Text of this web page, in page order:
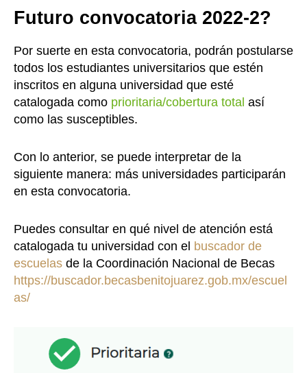
Futuro convocatoria 2022-2?
Por suerte en esta convocatoria, podrán postularse
todos los estudiantes universitarios que estén
inscritos en alguna universidad que esté
catalogada como prioritaria/cobertura total así
como las susceptibles.
Con lo anterior, se puede interpretar de la
siguiente manera: más universidades participarán
en esta convocatoria.
Puedes consultar en qué nivel de atención está
catalogada tu universidad con el buscador de
escuelas de la Coordinación Nacional de Becas
https://buscador.becasbenitojuarez.gob.mx/escuel
as/